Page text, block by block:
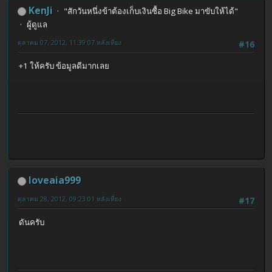
KenJi
"สักวันหนึ่งข้าต้องเก็บเงินซื้อ Big Bike มาขับให้ได้"
ผู้ดูแล
#16
ตุลาคม 07, 2012, 11:39:07 หลังเที่ยง
+1 ให้ครับ ข้อมูลดีมากเลย
loveaia999
#17
ตุลาคม 28, 2012, 09:23:01 หลังเที่ยง
ดันครับ